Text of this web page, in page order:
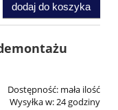
dodaj do koszyka
Dostępność: mała ilość
Wysyłka w:24 godziny